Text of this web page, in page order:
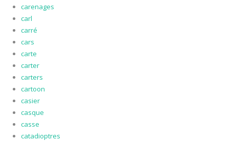
carenages
carl
carré
cars
carte
carter
carters
cartoon
casier
casque
casse
catadioptres